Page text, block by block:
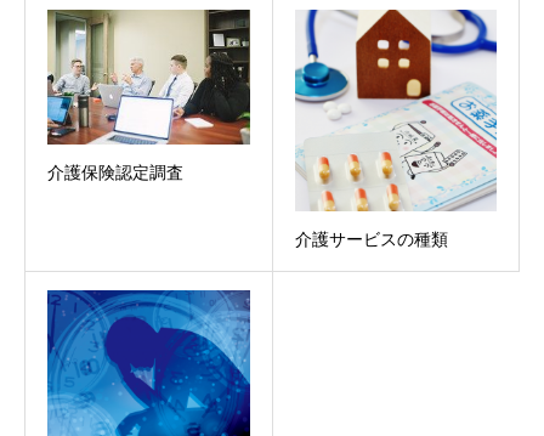
介護保険認定調査
介護サービスの種類